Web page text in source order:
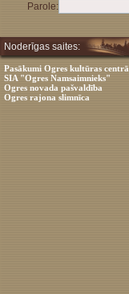
Parole:
Noderīgas saites:
Pasākumi Ogres kultūras centrā
SIA "Ogres Namsaimnieks"
Ogres novada pašvaldība
Ogres rajona slimnīca